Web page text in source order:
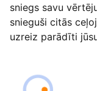
sniegs savu
snieguši citās
uzreiz parādīti